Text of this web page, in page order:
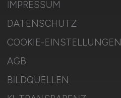
IMPRESSUM
DATENSCHUTZ
COOKIE-EINSTELLUNGEN
AGB
BILDQUELLEN